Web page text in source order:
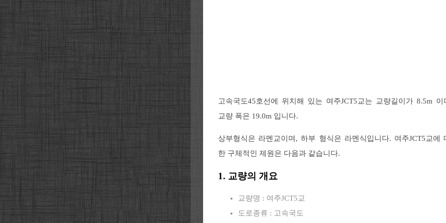
고속국도45호선에 위치해 있는 여주JCT5교는 교량길이가 8.5m 이
교량 폭은 19.0m 입니다.
상부형식은 라멘교이며, 하부 형식은 라멘식입니다. 여주JCT5교에
한 구체적인 제원은 다음과 같습니다.
1. 교량의 개요
교량명 : 여주JCT5교
도로종류 : 고속국도